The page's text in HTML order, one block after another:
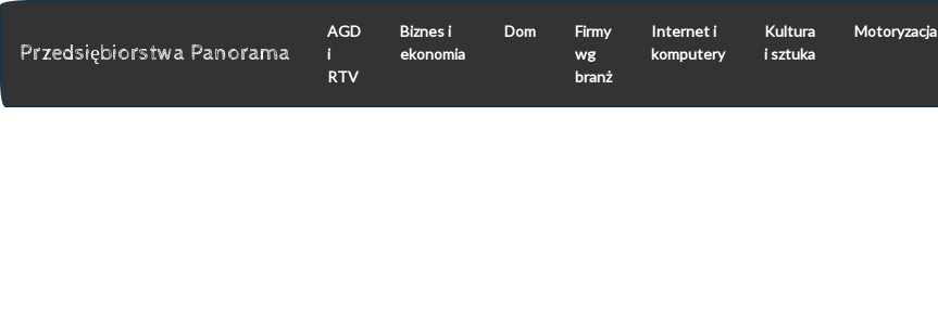
Przedsiębiorstwa Panorama
AGD
i
RTV
Biznes i
ekonomia
Dom
Firmy
wg
branż
Internet i
komputery
Kultura
i sztuka
Motoryzacja